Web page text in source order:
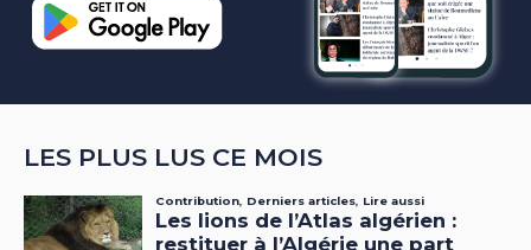
LES PLUS LUS CE MOIS